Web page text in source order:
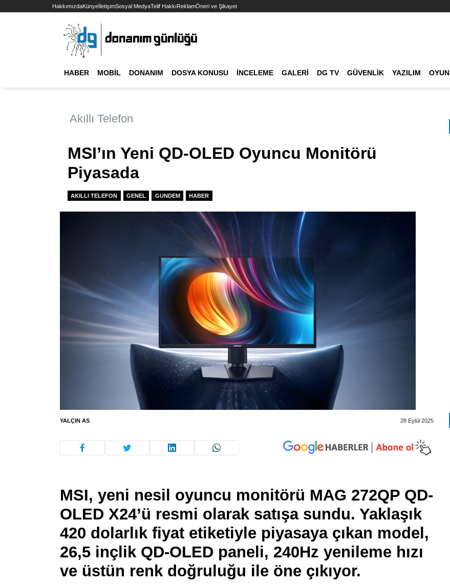
HakkımızdaKünyeİletişimSosyal MedyaTelif HakkıReklamÖneri ve Şikayet
HABER MOBIL DONANIM DOSYA KONUSU İNCELEME GALERI DG TV GÜVENLIK YAZILIM OYUN
Akıllı Telefon
MSI’ın Yeni QD-OLED Oyuncu Monitörü
Piyasada
AKILLI TELEFON GENEL GUNDEM HABER
YALÇIN AS 28 Eylül 2025
MSI, yeni nesil oyuncu monitörü MAG 272QP QD-
OLED X24’ü resmi olarak satışa sundu. Yaklaşık
420 dolarlık fiyat etiketiyle piyasaya çıkan model,
26,5 inçlik QD-OLED paneli, 240Hz yenileme hızı
ve üstün renk doğruluğu ile öne çıkıyor.